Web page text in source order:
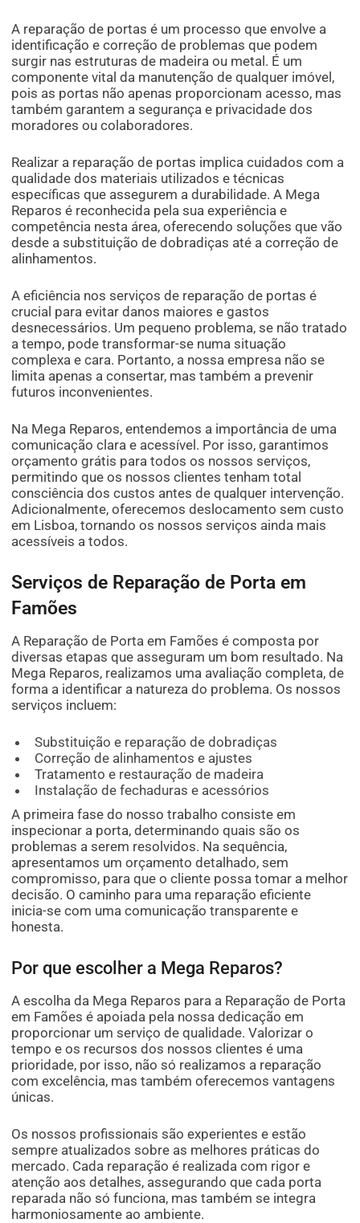
A reparação de portas é um processo que envolve a
identificação e correção de problemas que podem
surgir nas estruturas de madeira ou metal. É um
componente vital da manutenção de qualquer imóvel,
pois as portas não apenas proporcionam acesso, mas
também garantem a segurança e privacidade dos
moradores ou colaboradores.
Realizar a reparação de portas implica cuidados com a
qualidade dos materiais utilizados e técnicas
específicas que assegurem a durabilidade. A Mega
Reparos é reconhecida pela sua experiência e
competência nesta área, oferecendo soluções que vão
desde a substituição de dobradiças até a correção de
alinhamentos.
A eficiência nos serviços de reparação de portas é
crucial para evitar danos maiores e gastos
desnecessários. Um pequeno problema, se não tratado
a tempo, pode transformar-se numa situação
complexa e cara. Portanto, a nossa empresa não se
limita apenas a consertar, mas também a prevenir
futuros inconvenientes.
Na Mega Reparos, entendemos a importância de uma
comunicação clara e acessível. Por isso, garantimos
orçamento grátis para todos os nossos serviços,
permitindo que os nossos clientes tenham total
consciência dos custos antes de qualquer intervenção.
Adicionalmente, oferecemos deslocamento sem custo
em Lisboa, tornando os nossos serviços ainda mais
acessíveis a todos.
Serviços de Reparação de Porta em
Famões
A Reparação de Porta em Famões é composta por
diversas etapas que asseguram um bom resultado. Na
Mega Reparos, realizamos uma avaliação completa, de
forma a identificar a natureza do problema. Os nossos
serviços incluem:
Substituição e reparação de dobradiças
Correção de alinhamentos e ajustes
Tratamento e restauração de madeira
Instalação de fechaduras e acessórios
A primeira fase do nosso trabalho consiste em
inspecionar a porta, determinando quais são os
problemas a serem resolvidos. Na sequência,
apresentamos um orçamento detalhado, sem
compromisso, para que o cliente possa tomar a melhor
decisão. O caminho para uma reparação eficiente
inicia-se com uma comunicação transparente e
honesta.
Por que escolher a Mega Reparos?
A escolha da Mega Reparos para a Reparação de Porta
em Famões é apoiada pela nossa dedicação em
proporcionar um serviço de qualidade. Valorizar o
tempo e os recursos dos nossos clientes é uma
prioridade, por isso, não só realizamos a reparação
com excelência, mas também oferecemos vantagens
únicas.
Os nossos profissionais são experientes e estão
sempre atualizados sobre as melhores práticas do
mercado. Cada reparação é realizada com rigor e
atenção aos detalhes, assegurando que cada porta
reparada não só funciona, mas também se integra
harmoniosamente ao ambiente.